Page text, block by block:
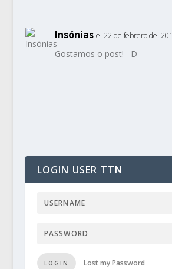
Insónias el 22 de febrero del
Gostamos o post! =D
LOGIN USER TTN
LOGIN Lost my Password